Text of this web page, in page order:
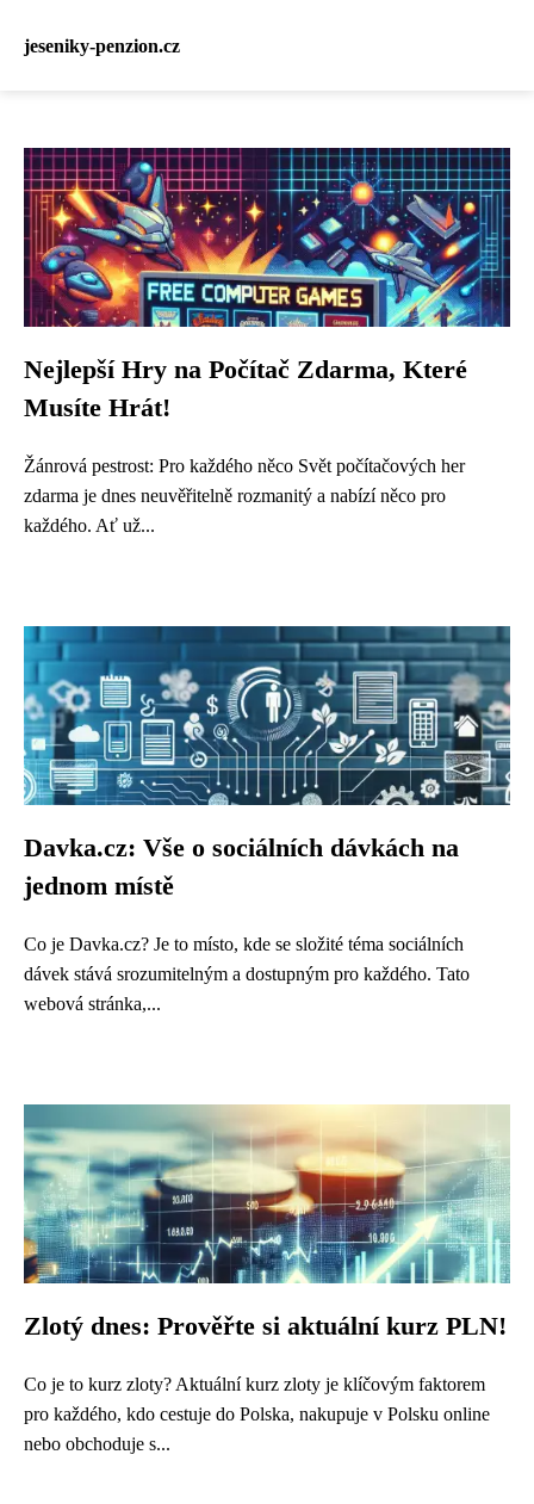
jeseniky-penzion.cz
Nejlepší Hry na Počítač Zdarma, Které
Musíte Hrát!
Žánrová pestrost: Pro každého něco Svět počítačových her
zdarma je dnes neuvěřitelně rozmanitý a nabízí něco pro
každého. Ať už...
Davka.cz: Vše o sociálních dávkách na
jednom místě
Co je Davka.cz? Je to místo, kde se složité téma sociálních
dávek stává srozumitelným a dostupným pro každého. Tato
webová stránka,...
Zlotý dnes: Prověřte si aktuální kurz PLN!
Co je to kurz zloty? Aktuální kurz zloty je klíčovým faktorem
pro každého, kdo cestuje do Polska, nakupuje v Polsku online
nebo obchoduje s...